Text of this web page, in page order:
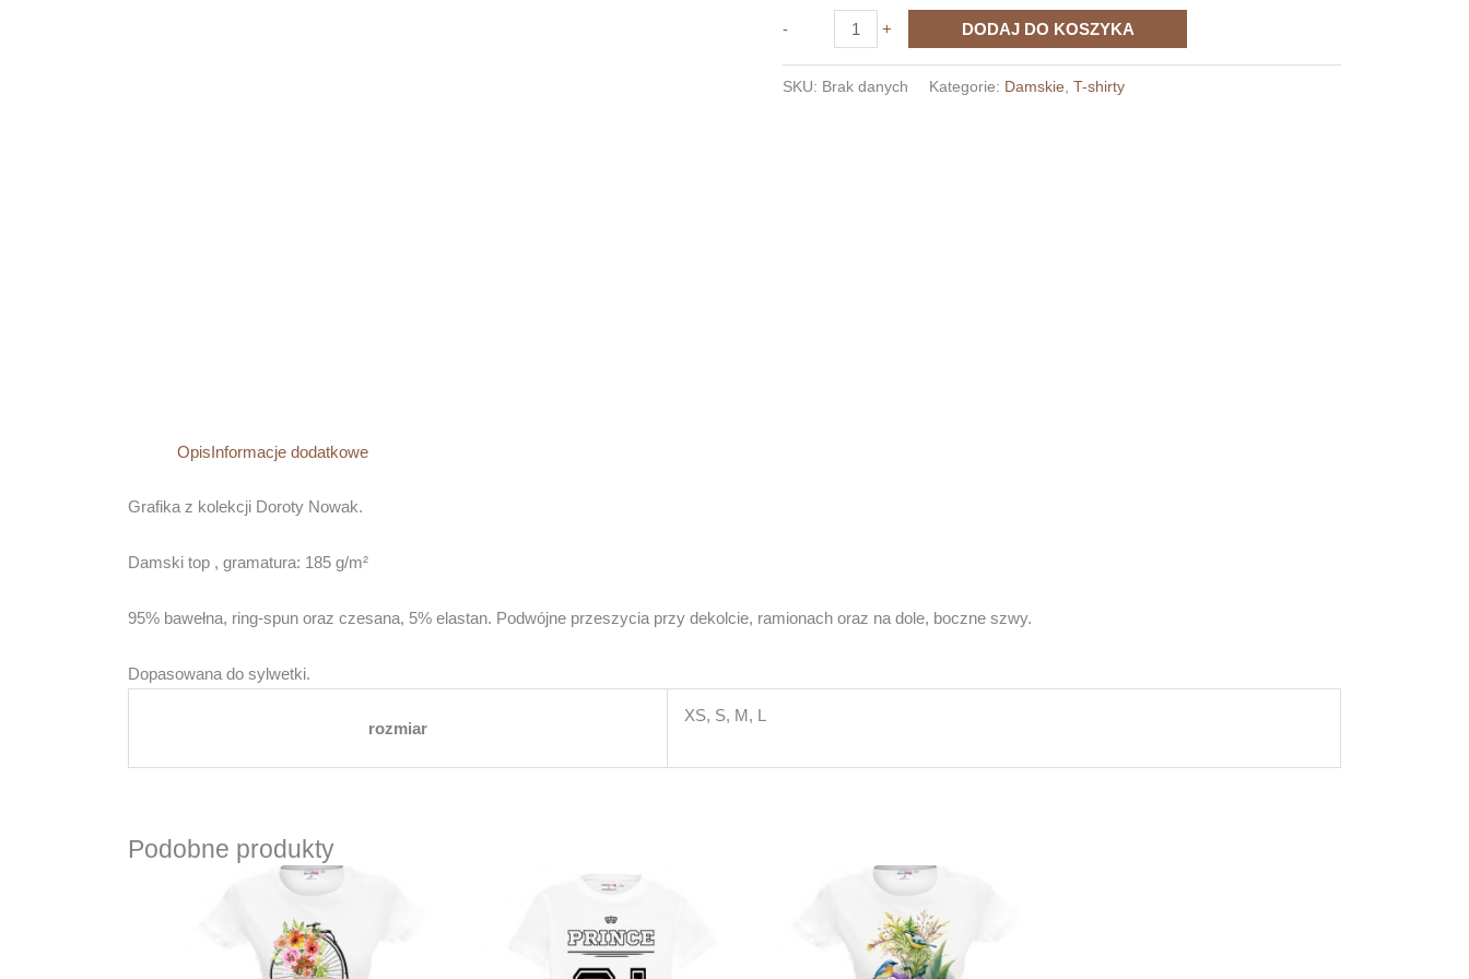
-
-
+ DODAJ DO KOSZYKA
SKU: Brak danych Kategorie: Damskie ,T-shirty
OpisInformacje dodatkowe
Grafika z kolekcji Doroty Nowak.
Damski top , gramatura: 185 g/m²
95% bawełna, ring-spun oraz czesana, 5% elastan. Podwójne przeszycia przy dekolcie, ramionach oraz na dole, boczne szwy.
Dopasowana do sylwetki.
rozmiar
XS, S, M, L
Podobne produkty